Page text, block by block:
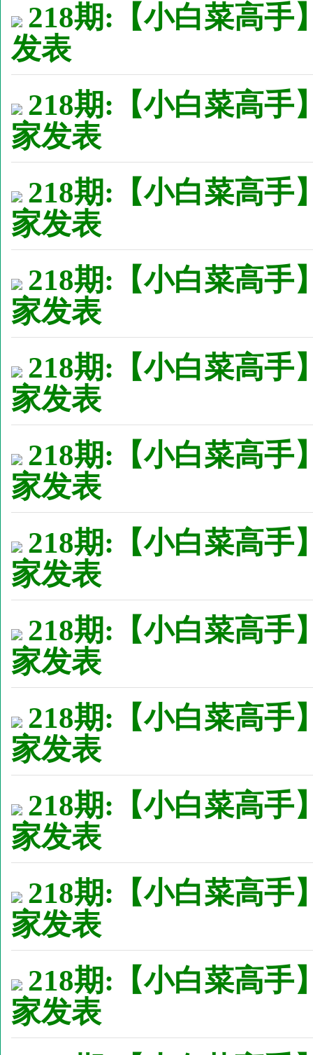
218期:【小白菜高手
发表
218期:【小白菜高手
家发表
218期:【小白菜高
家发表
218期:【小白菜高手
家发表
218期:【小白菜高手
家发表
218期:【小白菜高手
家发表
218期:【小白菜高手
家发表
218期:【小白菜高手
家发表
218期:【小白菜高手
家发表
218期:【小白菜高手
家发表
218期:【小白菜高手
家发表
218期:【小白菜高
家发表